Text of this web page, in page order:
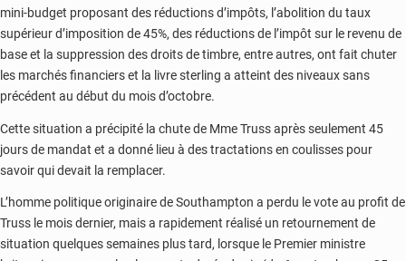
mini-budget proposant des réductions d’impôts, l’abolition du taux
supérieur d’imposition de 45%, des réductions de l’impôt sur le revenu de
base et la suppression des droits de timbre, entre autres, ont fait chuter
les marchés financiers et la livre sterling a atteint des niveaux sans
précédent au début du mois d’octobre.
Cette situation a précipité la chute de Mme Truss après seulement 45
jours de mandat et a donné lieu à des tractations en coulisses pour
savoir qui devait la remplacer.
L’homme politique originaire de Southampton a perdu le vote au profit de
Truss le mois dernier, mais a rapidement réalisé un retournement de
situation quelques semaines plus tard, lorsque le Premier ministre